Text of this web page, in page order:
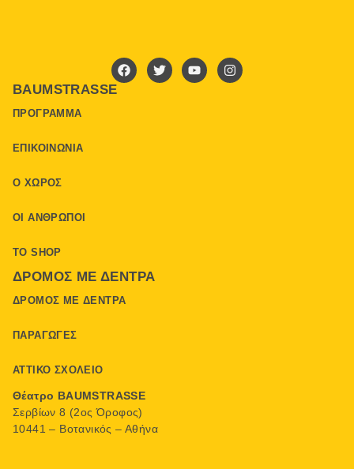
BAUMSTRASSE
ΠΡΌΓΡΑΜΜΑ
ΕΠΙΚΟΙΝΩΝΊΑ
Ο ΧΏΡΟΣ
ΟΙ ΆΝΘΡΩΠΟΙ
ΤΟ SHOP
ΔΡΌΜΟΣ ΜΕ ΔΈΝΤΡΑ
ΔΡΌΜΟΣ ΜΕ ΔΈΝΤΡΑ
ΠΑΡΑΓΩΓΈΣ
ΑΤΤΙΚΌ ΣΧΟΛΕΊΟ
Θέατρο BAUMSTRASSE
Σερβίων 8 (2ος Όροφος)
10441 – Βοτανικός – Αθήνα